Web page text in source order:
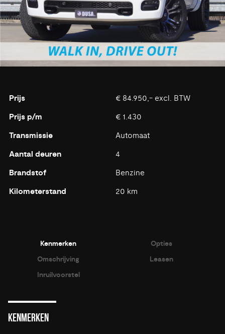
Prijs € 84.950,- excl. BTW
Prijs p/m € 1.430
Transmissie Automaat
Aantal deuren 4
Brandstof Benzine
Kilometerstand 20 km
Kenmerken
Opties
Omschrijving
Leasen
Inruilvoorstel
KENMERKEN